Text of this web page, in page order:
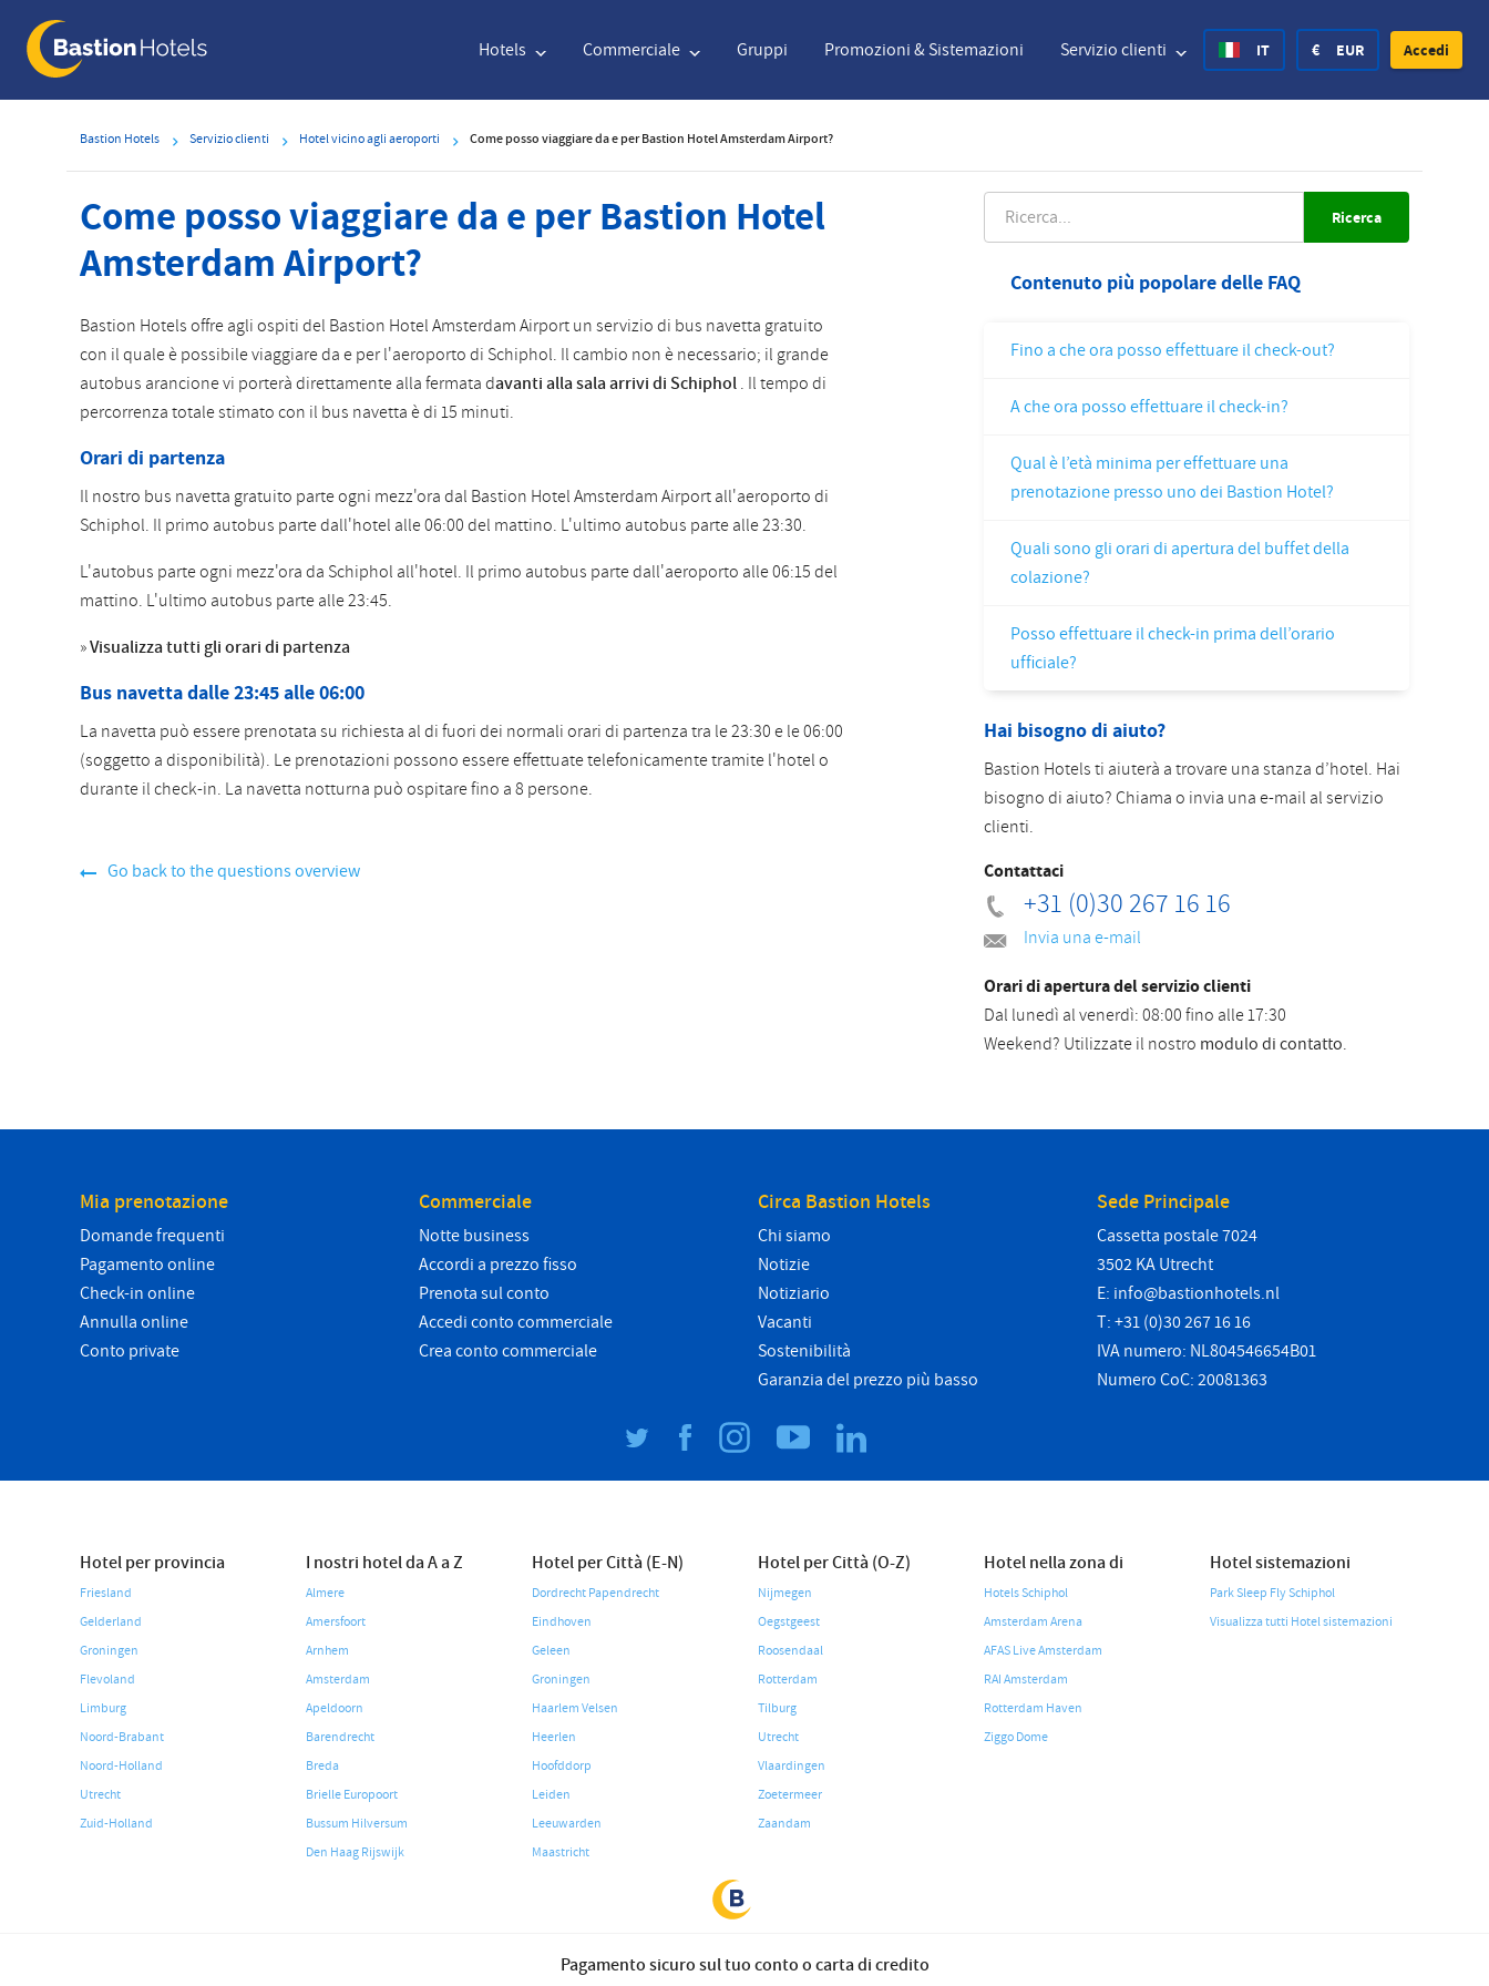
main
content
Hotels Commerciale Gruppi Promozioni & Sistemazioni Servizio clienti IT
Français
Polski Hvratski
Finnish
Czech
Romanian
€ EUR
Canadian Dollar
NZD New Zealand Dollar
Sweden Krona CHF Switzerland Franc
Accedi
Bastion Hotels Servizio clienti Hotel vicino agli aeroporti Come posso viaggiare da e per Bastion Hotel Amsterdam Airport?
Come posso viaggiare da e per Bastion Hotel
Amsterdam Airport?
Bastion Hotels offre agli ospiti del Bastion Hotel Amsterdam Airport un servizio di bus navetta gratuito
con il quale è possibile viaggiare da e per l'aeroporto di Schiphol. Il cambio non è necessario; il grande
autobus arancione vi porterà direttamente alla fermata davanti alla sala arrivi di Schiphol. Il tempo di
percorrenza totale stimato con il bus navetta è di 15 minuti.
Orari di partenza
Il nostro bus navetta gratuito parte ogni mezz'ora dal Bastion Hotel Amsterdam Airport all'aeroporto di
Schiphol. Il primo autobus parte dall'hotel alle 06:00 del mattino. L'ultimo autobus parte alle 23:30.
L'autobus parte ogni mezz'ora da Schiphol all'hotel. Il primo autobus parte dall'aeroporto alle 06:15 del
mattino. L'ultimo autobus parte alle 23:45.
»Visualizza tutti gli orari di partenza
Bus navetta dalle 23:45 alle 06:00
La navetta può essere prenotata su richiesta al di fuori dei normali orari di partenza tra le 23:30 e le 06:00
(soggetto a disponibilità). Le prenotazioni possono essere effettuate telefonicamente tramite l'hotel o
durante il check-in. La navetta notturna può ospitare fino a 8 persone.
Go back to the questions overview
Contenuto più popolare delle FAQ
Fino a che ora posso effettuare il check-out?
A che ora posso effettuare il check-in?
Qual è l’età minima per effettuare una
prenotazione presso uno dei Bastion Hotel?
Quali sono gli orari di apertura del buffet della
colazione?
Posso effettuare il check-in prima dell’orario
ufficiale?
Hai bisogno di aiuto?
Bastion Hotels ti aiuterà a trovare una stanza d’hotel. Hai
bisogno di aiuto? Chiama o invia una e-mail al servizio
clienti.
Contattaci
+31 (0)30 267 16 16
Invia una e-mail
Orari di apertura del servizio clienti
Dal lunedì al venerdì: 08:00 fino alle 17:30
Weekend? Utilizzate il nostro modulo di contatto.
Mia prenotazione
Domande frequenti
Pagamento online
Check-in online
Annulla online
Conto private
Commerciale
Notte business
Accordi a prezzo fisso
Prenota sul conto
Accedi conto commerciale
Crea conto commerciale
Circa Bastion Hotels
Chi siamo
Notizie
Notiziario
Vacanti
Sostenibilità
Garanzia del prezzo più basso
Sede Principale
Cassetta postale 7024
3502 KA Utrecht
E: info@bastionhotels.nl
T: +31 (0)30 267 16 16
IVA numero: NL804546654B01
Numero CoC: 20081363
Hotel per provincia
Friesland
Gelderland
Groningen
Flevoland
Limburg
Noord-Brabant
Noord-Holland
Utrecht
Zuid-Holland
I nostri hotel da A a Z
Almere
Amersfoort
Arnhem
Amsterdam
Apeldoorn
Barendrecht
Breda
Brielle Europoort
Bussum Hilversum
Den Haag Rijswijk
Hotel per Città (E-N)
Dordrecht Papendrecht
Eindhoven
Geleen
Groningen
Haarlem Velsen
Heerlen
Hoofddorp
Leiden
Leeuwarden
Maastricht
Hotel per Città (O-Z)
Nijmegen
Oegstgeest
Roosendaal
Rotterdam
Tilburg
Utrecht
Vlaardingen
Zoetermeer
Zaandam
Hotel nella zona di
Hotels Schiphol
Amsterdam Arena
AFAS Live Amsterdam
RAI Amsterdam
Rotterdam Haven
Ziggo Dome
Hotel sistemazioni
Park Sleep Fly Schiphol
Visualizza tutti Hotel sistemazioni
Pagamento sicuro sul tuo conto o carta di credito